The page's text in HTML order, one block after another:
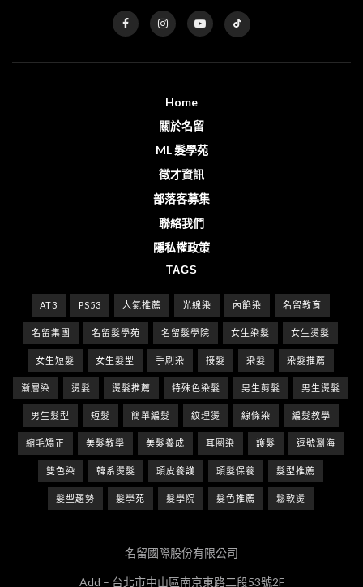
Home
關於名留
ML 髮學苑
徵才資訊
部落客募集
聯絡我們
隱私權政策
TAGS
AT3 PS53 人氣推薦 光線染 內餡染 名留教育
名留集團 名留髮學苑 名留髮學院 女生染髮 女生燙髮
女生短髮 女生髮型 手刷染 接髮 染髮 染髮推薦
漸層染 燙髮 燙髮推薦 特殊色染髮 男生剪髮 男生燙髮
男生髮型 短髮 簡單編髮 紋理燙 線條染 編髮教學
縮毛矯正 美髮教學 美髮養成 耳圈染 護髮 逗號瀏海
雙色染 韓系燙髮 頭皮養護 頭髮保養 髮型推薦
髮型趨勢 髮學苑 髮學院 髮色推薦 鬆軟燙
名留國際股份有限公司
Add – 台北市中山區南京東路二段53號2F